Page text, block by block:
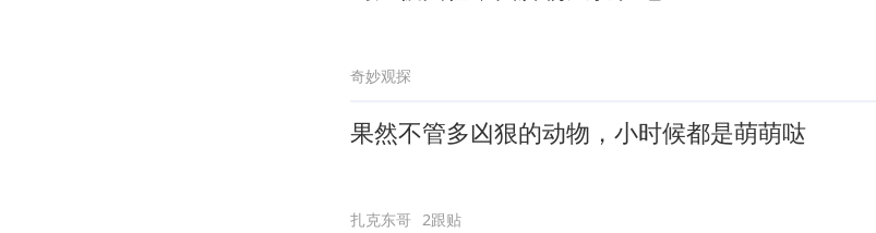
奇妙观探
果然不管多凶狠的动物，小时候都是萌萌哒
扎克东哥 2跟贴